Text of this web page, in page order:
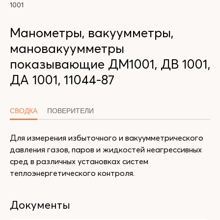
1001
Манометры, вакуумметры,
мановакуумметры
показывающие ДМ1001, ДВ 1001,
ДА 1001, 11044-87
СВОДКА ПОВЕРИТЕЛИ
Для измерения избыточного и вакуумметрического
давления газов, паров и жидкостей неагрессивных
сред в различных установках систем
теплоэнергетического контроля.
Документы